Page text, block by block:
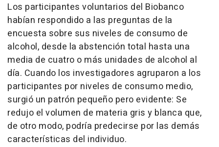
Los participantes voluntarios del Biobanco
habían respondido a las preguntas de la
encuesta sobre sus niveles de consumo de
alcohol, desde la abstención total hasta una
media de cuatro o más unidades de alcohol al
día. Cuando los investigadores agruparon a los
participantes por niveles de consumo medio,
surgió un patrón pequeño pero evidente: Se
redujo el volumen de materia gris y blanca que,
de otro modo, podría predecirse por las demás
características del individuo.